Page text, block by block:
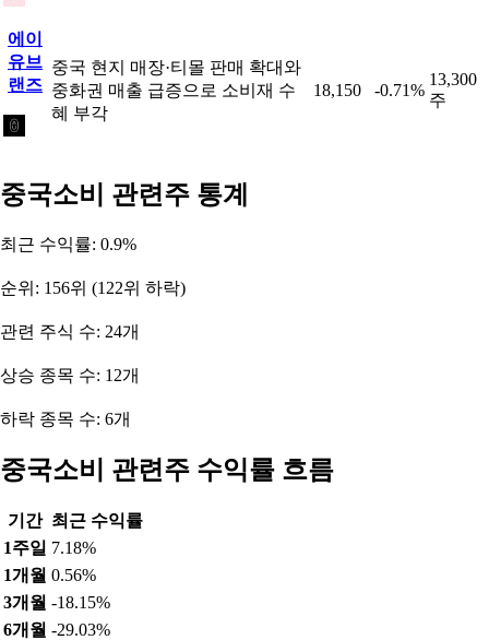
에이
유브
랜즈
중국 현지 매장·티몰 판매 확대와
중화권 매출 급증으로 소비재 수
혜 부각
18,150 -0.71%
13,300
주
중국소비 관련주 통계
최근 수익률: 0.9%
순위: 156위 (122위 하락)
관련 주식 수: 24개
상승 종목 수: 12개
하락 종목 수: 6개
중국소비 관련주 수익률 흐름
기간 최근 수익률
1주일 7.18%
1개월 0.56%
3개월 -18.15%
6개월 -29.03%